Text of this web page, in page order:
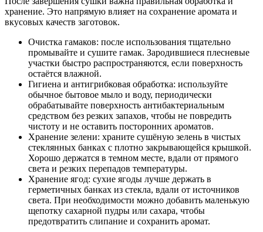
хранение. Это напрямую влияет на сохранение аромата и
вкусовых качеств заготовок.
Очистка гамаков: после использования тщательно
промывайте и сушите гамак. Зародившиеся плесневые
участки быстро распространяются, если поверхность
остаётся влажной.
Гигиена и антигрибковая обработка: используйте
обычное бытовое мыло и воду, периодически
обрабатывайте поверхность антибактериальным
средством без резких запахов, чтобы не повредить
чистоту и не оставить посторонних ароматов.
Хранение зелени: храните сушёную зелень в чистых
стеклянных банках с плотно закрывающейся крышкой.
Хорошо держатся в темном месте, вдали от прямого
света и резких перепадов температуры.
Хранение ягод: сухие ягоды лучше держать в
герметичных банках из стекла, вдали от источников
света. При необходимости можно добавить маленькую
щепотку сахарной пудры или сахара, чтобы
предотвратить слипание и сохранить аромат.